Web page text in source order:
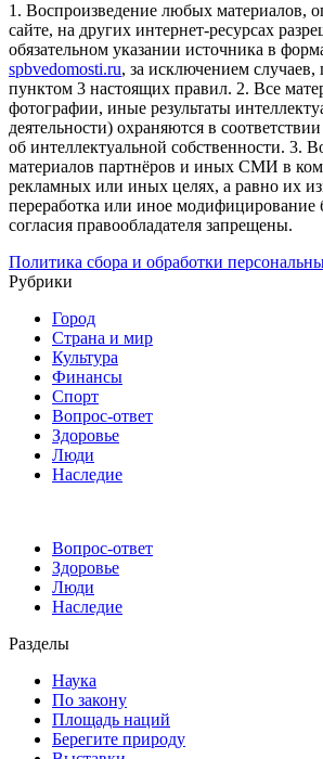
1. Воспроизведение любых материалов,
сайте, на других интернет-ресурсах
обязательном указании источника в
spbvedomosti.ru, за исключением
пунктом 3 настоящих правил. 2. Все
фотографии, иные результаты
деятельности) охраняются в
об интеллектуальной собственности. 3.
материалов партнёров и иных СМИ в
рекламных или иных целях, а равно их
переработка или иное модифицирование
согласия правообладателя запрещены.
Политика сбора и обработки
Рубрики
Город
Страна и мир
Культура
Финансы
Спорт
Вопрос-ответ
Здоровье
Люди
Наследие
Вопрос-ответ
Здоровье
Люди
Наследие
Разделы
Наука
По закону
Площадь наций
Берегите природу